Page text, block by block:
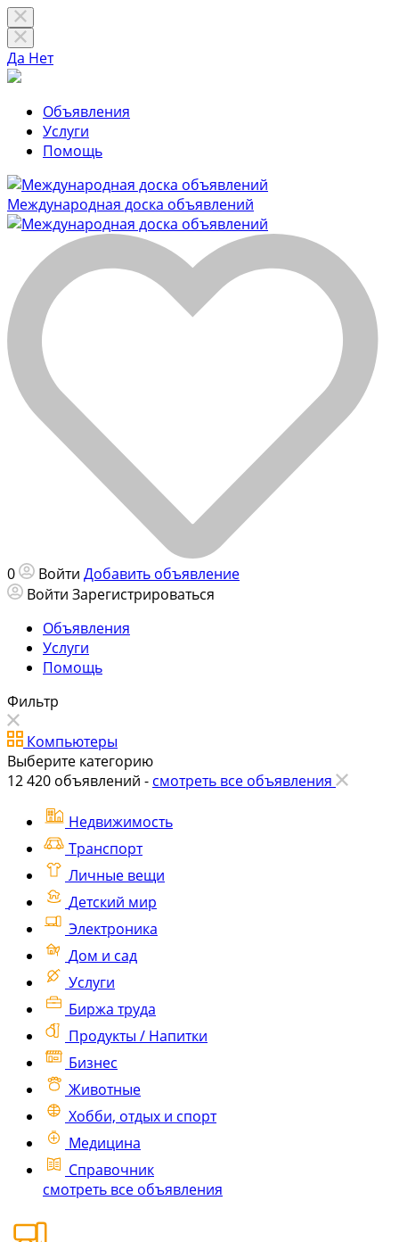
Да Нет
Объявления
Услуги
Помощь
Международная доска объявлений
0 Войти Добавить объявление
Войти Зарегистрироваться
Объявления
Услуги
Помощь
Фильтр
Компьютеры
Выберите категорию
12 420 объявлений - смотреть все объявления
Недвижимость
Транспорт
Личные вещи
Детский мир
Электроника
Дом и сад
Услуги
Биржа труда
Продукты / Напитки
Бизнес
Животные
Хобби, отдых и спорт
Медицина
Справочник
смотреть все объявления